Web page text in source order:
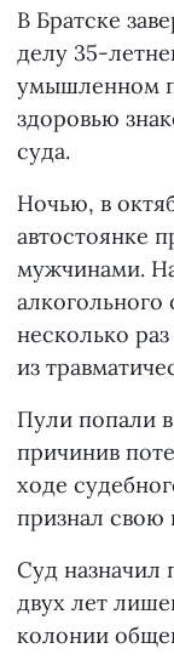
В Братске
делу 35-
умышленном
здоровью
суда.
Ночью, в
автостоянке
мужчинами.
несколько
из
Пули попали
причинив
ходе
признал свою
Суд назначил
двух лет
колонии